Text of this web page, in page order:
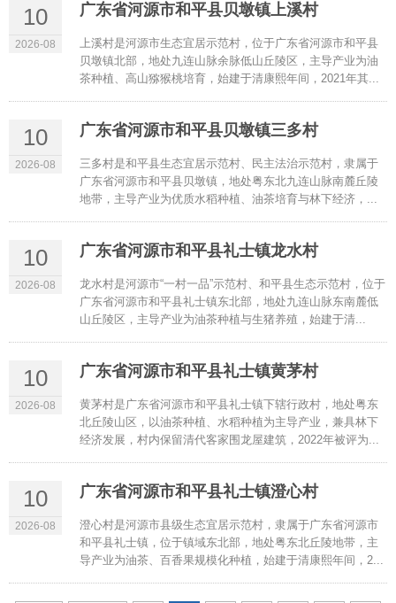
10
2026-08
广东省河源市和平县贝墩镇上溪村
上溪村是河源市生态宜居示范村，位于广东省河源市和平县
贝墩镇北部，地处九连山脉余脉低山丘陵区，主导产业为油
茶种植、高山猕猴桃培育，始建于清康熙年间，2021年其...
10
2026-08
广东省河源市和平县贝墩镇三多村
三多村是和平县生态宜居示范村、民主法治示范村，隶属于
广东省河源市和平县贝墩镇，地处粤东北九连山脉南麓丘陵
地带，主导产业为优质水稻种植、油茶培育与林下经济，...
10
2026-08
广东省河源市和平县礼士镇龙水村
龙水村是河源市“一村一品”示范村、和平县生态示范村，位于
广东省河源市和平县礼士镇东北部，地处九连山脉东南麓低
山丘陵区，主导产业为油茶种植与生猪养殖，始建于清...
10
2026-08
广东省河源市和平县礼士镇黄茅村
黄茅村是广东省河源市和平县礼士镇下辖行政村，地处粤东
北丘陵山区，以油茶种植、水稻种植为主导产业，兼具林下
经济发展，村内保留清代客家围龙屋建筑，2022年被评为...
10
2026-08
广东省河源市和平县礼士镇澄心村
澄心村是河源市县级生态宜居示范村，隶属于广东省河源市
和平县礼士镇，位于镇域东北部，地处粤东北丘陵地带，主
导产业为油茶、百香果规模化种植，始建于清康熙年间，2...